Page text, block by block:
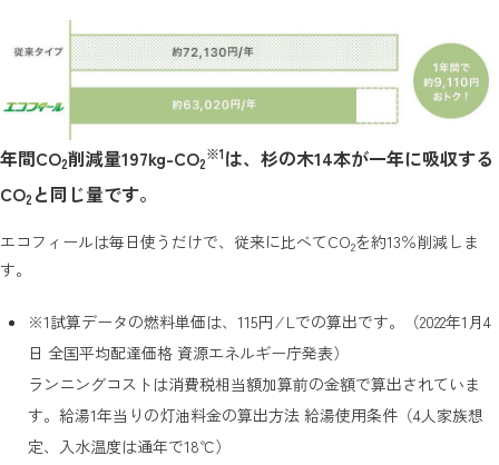
年間CO2削減量197kg-CO2
※1は、杉の木14本が一年に吸収する
CO2 と同じ量です。
エコフィールは毎日使うだけで、従来に比べてCO2を約13％削減しま
す。
※1試算データの燃料単価は、115円 ⁄ Lでの算出です。（2022年1月4
日 全国平均配達価格 資源エネルギー庁発表）
ランニングコストは消費税相当額加算前の金額で算出されていま
す。給湯1年当りの灯油料金の算出方法 給湯使用条件（4人家族想
定、入水温度は通年で18℃）